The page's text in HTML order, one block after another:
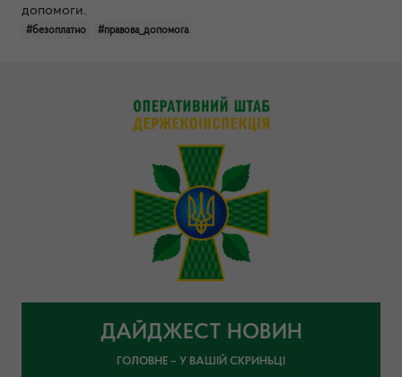
допомоги.
#безоплатно #правова_допомога
ДАЙДЖЕСТ НОВИН
ГОЛОВНЕ – У ВАШІЙ СКРИНЬЦІ